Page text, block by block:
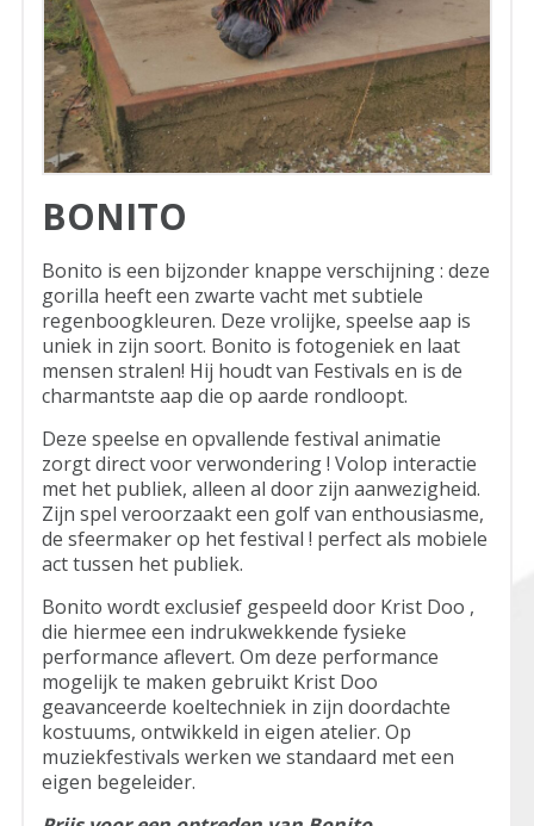
BONITO
Bonito is een bijzonder knappe verschijning : deze
gorilla heeft een zwarte vacht met subtiele
regenboogkleuren. Deze vrolijke, speelse aap is
uniek in zijn soort. Bonito is fotogeniek en laat
mensen stralen! Hij houdt van Festivals en is de
charmantste aap die op aarde rondloopt.
Deze speelse en opvallende festival animatie
zorgt direct voor verwondering ! Volop interactie
met het publiek, alleen al door zijn aanwezigheid.
Zijn spel veroorzaakt een golf van enthousiasme,
de sfeermaker op het festival ! perfect als mobiele
act tussen het publiek.
Bonito wordt exclusief gespeeld door Krist Doo ,
die hiermee een indrukwekkende fysieke
performance aflevert. Om deze performance
mogelijk te maken gebruikt Krist Doo
geavanceerde koeltechniek in zijn doordachte
kostuums, ontwikkeld in eigen atelier. Op
muziekfestivals werken we standaard met een
eigen begeleider.